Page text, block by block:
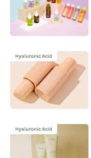
Hyaluronic Acid
Hyaluronic Acid